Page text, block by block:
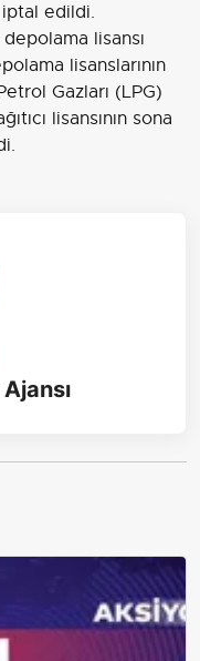
iptal edildi.
lisansı
lisanslarının
Gazları (LPG)
lisansının sona